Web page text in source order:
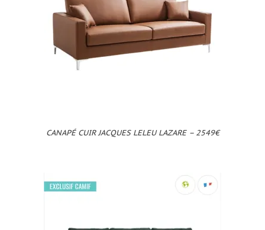
CANAPÉ CUIR JACQUES LELEU LAZARE – 2549€